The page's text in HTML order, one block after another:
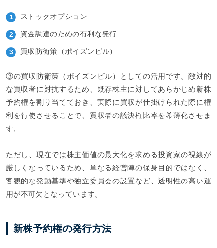
ストックオプション
資金調達のための有利な発行
買収防衛策（ポイズンピル）
③の買収防衛策（ポイズンピル）としての活用です。敵対的
な買収者に対抗するため、既存株主に対してあらかじめ新株
予約権を割り当てておき、実際に買収が仕掛けられた際に権
利を行使させることで、買収者の議決権比率を希薄化させま
す。
ただし、現在では株主価値の最大化を求める投資家の視線が
厳しくなっているため、単なる経営陣の保身目的ではなく、
客観的な発動基準や独立委員会の設置など、透明性の高い運
用が不可欠となっています。
新株予約権の発行方法